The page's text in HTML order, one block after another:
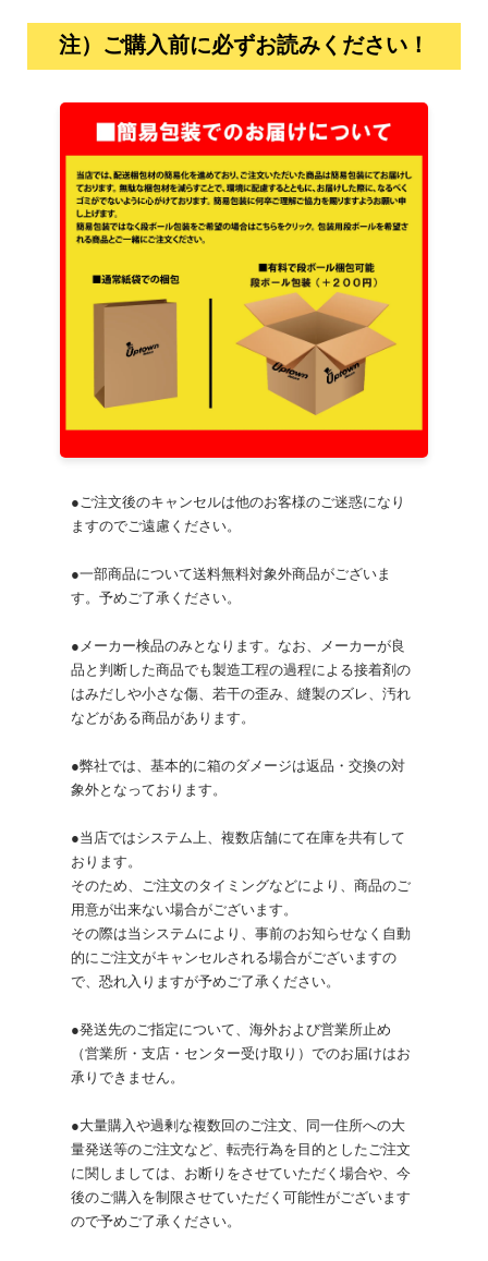
注）ご購入前に必ずお読みください！
●ご注文後のキャンセルは他のお客様のご迷惑になり
ますのでご遠慮ください。
●一部商品について送料無料対象外商品がございま
す。予めご了承ください。
●メーカー検品のみとなります。なお、メーカーが良
品と判断した商品でも製造工程の過程による接着剤の
はみだしや小さな傷、若干の歪み、縫製のズレ、汚れ
などがある商品があります。
●弊社では、基本的に箱のダメージは返品・交換の対
象外となっております。
●当店ではシステム上、複数店舗にて在庫を共有して
おります。
そのため、ご注文のタイミングなどにより、商品のご
用意が出来ない場合がございます。
その際は当システムにより、事前のお知らせなく自動
的にご注文がキャンセルされる場合がございますの
で、恐れ入りますが予めご了承ください。
●発送先のご指定について、海外および営業所止め
（営業所・支店・センター受け取り）でのお届けはお
承りできません。
●大量購入や過剰な複数回のご注文、同一住所への大
量発送等のご注文など、転売行為を目的としたご注文
に関しましては、お断りをさせていただく場合や、今
後のご購入を制限させていただく可能性がございます
ので予めご了承ください。